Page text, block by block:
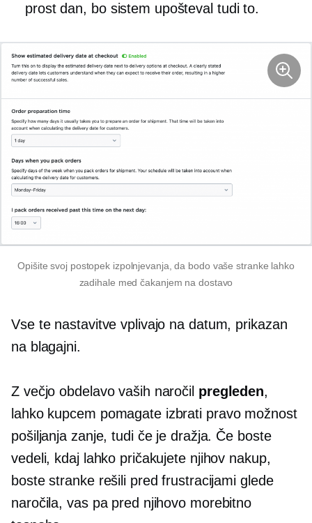
prost dan, bo sistem upošteval tudi to.
Opišite svoj postopek izpolnjevanja, da bodo vaše stranke lahko
zadihale med čakanjem na dostavo
Vse te nastavitve vplivajo na datum, prikazan
na blagajni.
Z večjo obdelavo vaših naročil pregleden,
lahko kupcem pomagate izbrati pravo možnost
pošiljanja zanje, tudi če je dražja. Če boste
vedeli, kdaj lahko pričakujete njihov nakup,
boste stranke rešili pred frustracijami glede
naročila, vas pa pred njihovo morebitno